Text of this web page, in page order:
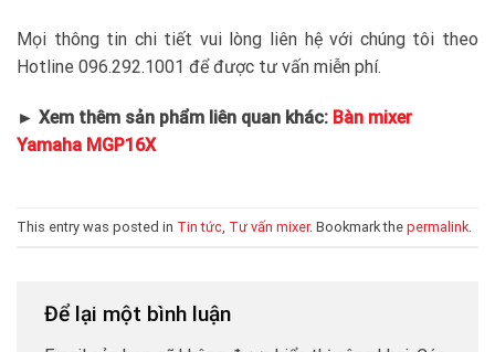
Mọi thông tin chi tiết vui lòng liên hệ với chúng tôi theo
Hotline 096.292.1001 để được tư vấn miễn phí.
► Xem thêm sản phẩm liên quan khác: Bàn mixer
Yamaha MGP16X
This entry was posted in Tin tức Tư vấn mixer. Bookmark the permalink
Để lại một bình luận